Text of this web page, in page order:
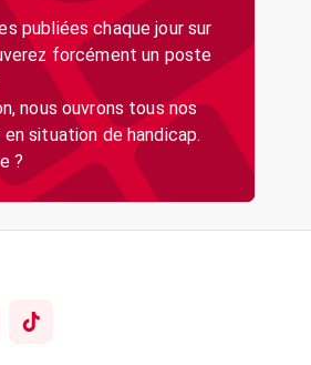
publiées chaque jour sur
forcément un poste
nous ouvrons tous nos
situation de handicap.